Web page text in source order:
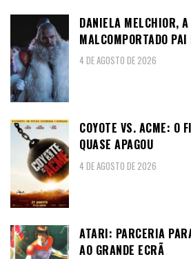
DANIELA MELCHIOR, A
MALCOMPORTADO PAI
4 DE AGOSTO DE 2026
COYOTE VS. ACME: O
QUASE APAGOU
4 DE AGOSTO DE 2026
ATARI: PARCERIA
AO GRANDE ECRÃ